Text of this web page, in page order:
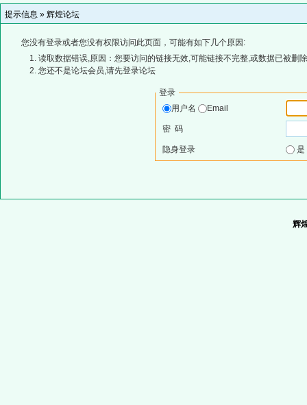
提示信息 » 辉煌论坛
您没有登录或者您没有权限访问此页面，可能有如下几个原因:
读取数据错误,原因：您要访问的链接无效,可能链接不完整,或数据已被删
您还不是论坛会员,请先登录论坛
登录
用户名
Email
密 码
隐身登录
辉